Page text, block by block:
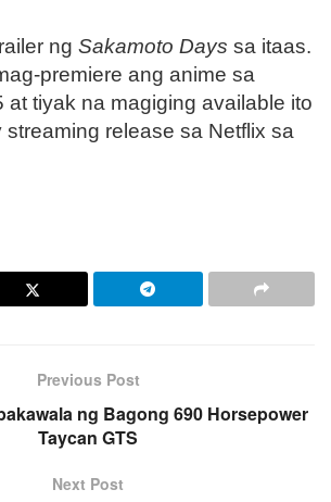
ng Sakamoto Days sa itaas.
premiere ang anime sa
at tiyak na magiging available ito
streaming release sa Netflix sa
Previous Post
ng Bagong 690 Horsepower
Taycan GTS
Next Post